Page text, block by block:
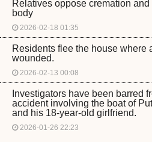
Relatives oppose cremation
body
2026-02-18 01:35
Residents flee the house where
wounded.
2026-02-13 00:08
Investigators have been barred
accident involving the boat of
and his 18-year-old girlfriend.
2026-01-26 22:23